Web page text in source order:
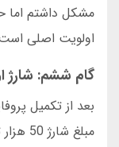
مشکل داشتم اما
اولویت اصلی
گام ششم: شارژ
بعد از تکمیل